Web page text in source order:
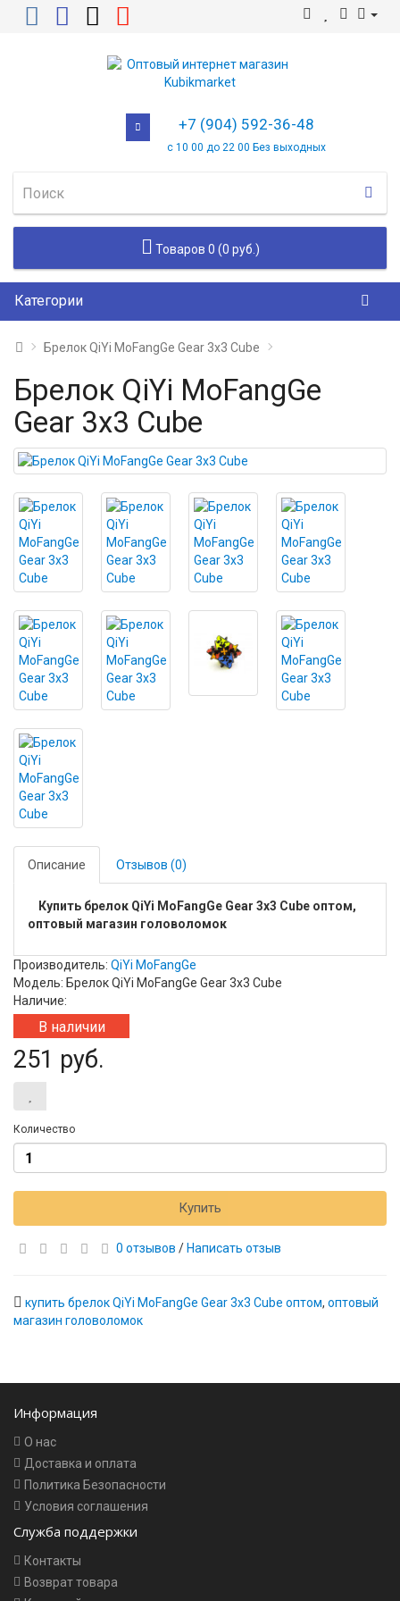
+7 (904) 592-36-48
с 10 00 до 22 00 Без выходных
Товаров 0 (0 руб.)
Категории
Брелок QiYi MoFangGe Gear 3x3 Cube
Брелок QiYi MoFangGe
Gear 3x3 Cube
Описание Отзывов (0)
Купить брелок QiYi MoFangGe Gear 3x3 Cube оптом,
оптовый магазин головоломок
Производитель: QiYi MoFangGe
Модель: Брелок QiYi MoFangGe Gear 3x3 Cube
Наличие:
В наличии
251 руб.
Количество
Купить
0 отзывов / Написать отзыв
купить брелок QiYi MoFangGe Gear 3x3 Cube оптом, оптовый
магазин головоломок
Информация
О нас
Доставка и оплата
Политика Безопасности
Условия соглашения
Служба поддержки
Контакты
Возврат товара